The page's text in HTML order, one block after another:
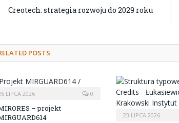
Creotech: strategia rozwoju do 2029 roku
POSTS
LIPCA 2026 0
– projekt
23 LIPCA 2026